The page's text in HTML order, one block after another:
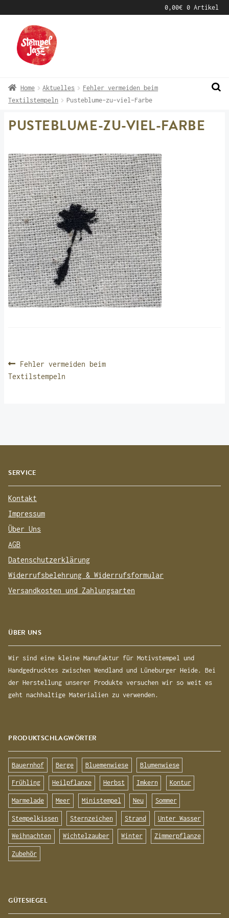
0,00€ 0 Artikel
Navigation
springen
Inhalt
springen
Home Aktuelles
Fehler vermeiden beim
Textilstempeln
Pusteblume-zu-viel-Farbe
PUSTEBLUME-ZU-VIEL-FARBE
BEITRAGSNAVIGATION
Vorheriger
Beitrag:
Fehler vermeiden beim
Textilstempeln
SERVICE
Kontakt
Impressum
Über Uns
AGB
Datenschutzerklärung
Widerrufsbelehrung & Widerrufsformular
Versandkosten und Zahlungsarten
ÜBER UNS
Wir sind eine kleine Manufaktur für Motivstempel und
Handgedrucktes zwischen Wendland und Lüneburger Heide. Bei
der Herstellung unserer Produkte versuchen wir so weit es
geht nachhaltige Materialien zu verwenden.
PRODUKTSCHLAGWÖRTER
Bauernhof Berge Bluemenwiese Blumenwiese
Frühling Heilpflanze Herbst Imkern Kontur
Marmelade Meer Ministempel Neu Sommer
Stempelkissen Sternzeichen Strand Unter Wasser
Weihnachten Wichtelzauber Winter Zimmerpflanze
Zubehör
GÜTESIEGEL